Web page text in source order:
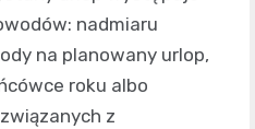
nadmiaru
na planowany urlop,
roku albo
z